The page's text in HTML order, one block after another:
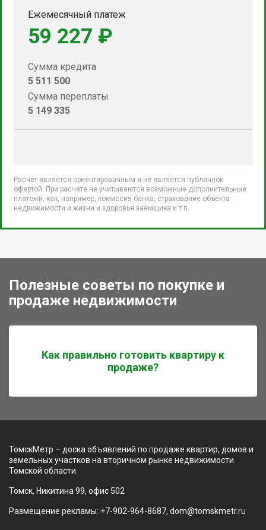
Ежемесячный платеж
59 227 ₽
Сумма кредита
5 511 500
Сумма переплаты
5 149 335
Расчет является ориентировачным и не является публичной
офертой. При расчете не учитываются возможные дополнительные
платежи, как, например, комиссия банка, страхование объекта
недвижимости и жизни и здоровья заемщика и т.п.
Полезные советы по покупке и
продаже недвижимости
Как правильно готовить квартиру к
продаже?
ТомскМетр – доска объявлений по продаже квартир, домов и
земельных участков на вторичном рынке недвижимости
Томской области.
Томск, Никитина 99, офис 502
Размещение рекламы: +7-902-964-8687, dom@tomskmetr.ru